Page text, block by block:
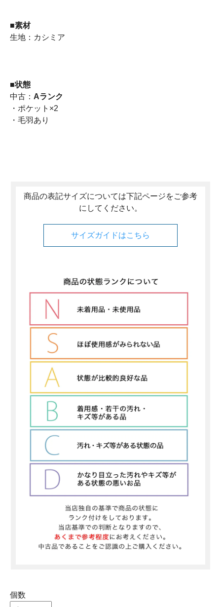
■素材
生地：カシミア
■状態
中古： Aランク
・ポケット×2
・毛羽あり
商品の表記サイズについては下記ページをご参考
にしてください。
サイズガイドはこちら
個数